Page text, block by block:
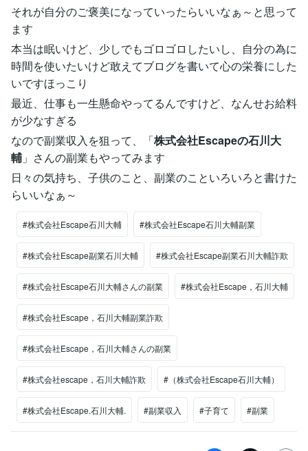
それが自分のご褒美になっていったらいいなぁ～と思って
ます
本当は眠いけど、少しでもゴロゴロしたいし、自分の為に
時間を使いたいけど敢えてブログを書いて心の栄養にした
いですほっこり
最近、仕事も一生懸命やってるんですけど、なんせお給料
が少なすぎる
なので副業収入を狙って、「株式会社Escapeの石川大
輔 」さんの副業もやってみます
日々の気持ち、子供のこと、副業のこといろいろと書けた
らいいなぁ～
#株式会社Escape石川大輔 #株式会社Escape石川大輔副業
#株式会社Escape副業石川大輔 #株式会社Escape副業石川大輔詐欺
#株式会社Escape石川大輔さんの副業 #株式会社Escape，石川大輔
#株式会社Escape，石川大輔副業詐欺
#株式会社Escape，石川大輔さんの副業
#株式会社escape，石川大輔詐欺 #（株式会社Escape石川大輔）
#株式会社Escape.石川大輔. #副業収入 #子育て #副業